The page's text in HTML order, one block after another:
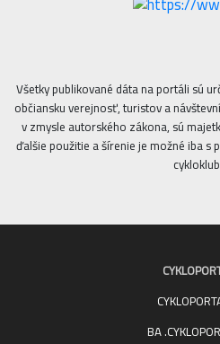
Všetky publikované dáta na portáli sú
občiansku verejnosť, turistov a
v zmysle autorského zákona, sú
ďalšie použitie a šírenie je možné iba s
BA